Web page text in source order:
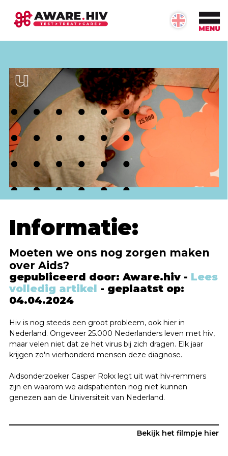
OVER #AWARE.HIV
Informatie over #aware.hiv
Onze doelstellingen
Betrokken partijen
Neem contact op
DARE TO KNOW
Nieuws en ontwikkelingen omtrent hiv
Behandeling en medicatie
Over hiv-indicator aandoeningen
Informatie:
Moeten we ons nog zorgen maken
over Aids?
gepubliceerd door: Aware.hiv - Lees
volledig artikel - geplaatst op:
04.04.2024
Hiv is nog steeds een groot probleem, ook hier in
Nederland. Ongeveer 25.000 Nederlanders leven met hiv,
maar velen niet dat ze het virus bij zich dragen. Elk jaar
krijgen zo'n vierhonderd mensen deze diagnose.
Aidsonderzoeker Casper Rokx legt uit wat hiv-remmers
zijn en waarom we aidspatiënten nog niet kunnen
genezen aan de Universiteit van Nederland.
Bekijk het filmpje hier